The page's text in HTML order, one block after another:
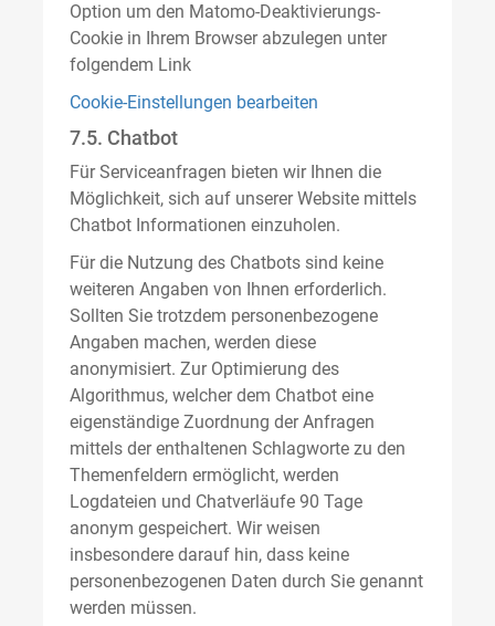
Option um den Matomo-Deaktivierungs-
Cookie in Ihrem Browser abzulegen unter
folgendem Link
Cookie-Einstellungen bearbeiten
7.5. Chatbot
Für Serviceanfragen bieten wir Ihnen die
Möglichkeit, sich auf unserer Website mittels
Chatbot Informationen einzuholen.
Für die Nutzung des Chatbots sind keine
weiteren Angaben von Ihnen erforderlich.
Sollten Sie trotzdem personenbezogene
Angaben machen, werden diese
anonymisiert. Zur Optimierung des
Algorithmus, welcher dem Chatbot eine
eigenständige Zuordnung der Anfragen
mittels der enthaltenen Schlagworte zu den
Themenfeldern ermöglicht, werden
Logdateien und Chatverläufe 90 Tage
anonym gespeichert. Wir weisen
insbesondere darauf hin, dass keine
personenbezogenen Daten durch Sie genannt
werden müssen.